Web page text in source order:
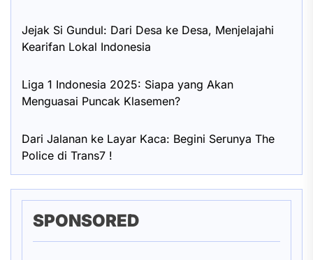
Jejak Si Gundul: Dari Desa ke Desa, Menjelajahi
Kearifan Lokal Indonesia
Liga 1 Indonesia 2025: Siapa yang Akan
Menguasai Puncak Klasemen?
Dari Jalanan ke Layar Kaca: Begini Serunya The
Police di Trans7 !
SPONSORED